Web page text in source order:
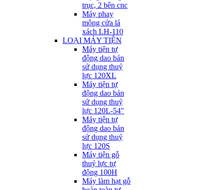
trục, 2 bên cnc
Máy phay
mộng cửa lá
xách LH-110
LOẠI MÁY TIỆN
Máy tiện tự
động dao bản
sử dụng thuỷ
lực 120XL
Máy tiện tự
động dao bản
sử dụng thuỷ
lực 120L-54"
Máy tiện tự
động dao bản
sử dụng thuỷ
lực 120S
Máy tiện gỗ
thuỷ lực tự
động 100H
Máy làm hạt gỗ